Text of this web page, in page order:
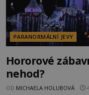
PARANORMÁLNÍ JEVY
Hororové
nehod?
OD MICHAELA HOLUBOVÁ